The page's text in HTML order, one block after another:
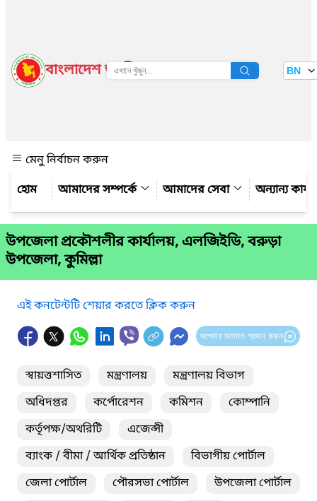
বাংলাদেশ জাতীয় তথ্য বাতায়ন BN
মেনু নির্বাচন করুন
আমাদের সম্পর্কে
আমাদের সেবা অন্যান্য
উপজেলা প্রকৌশলীর কার্যালয়, এলজিইডি, বরুড়া
উপজেলা, কুমিল্লা
এই কনটেন্টটি শেয়ার করতে ক্লিক করুন
আপনার মতামত প্রদান করুন
স্বায়ত্তশাসিত মন্ত্রণালয়
মন্ত্রণালয় বিভাগ
অধিদপ্তর
কর্পোরেশন কমিশন
কোম্পানি
কর্তৃপক্ষ/অথরিটি
এজেন্সী
ব্যাংক / বীমা / আর্থিক প্রতিষ্ঠান
বিভাগীয় পোর্টাল
জেলা পোর্টাল
পৌরসভা পোর্টাল
উপজেলা পোর্টাল